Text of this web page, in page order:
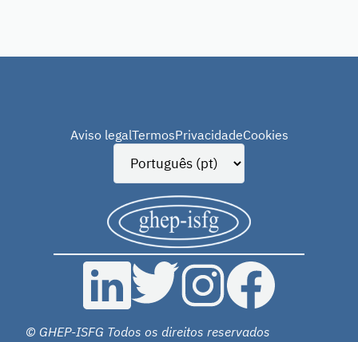
Aviso legalTermosPrivacidadeCookies
© GHEP-ISFG Todos os direitos reservados